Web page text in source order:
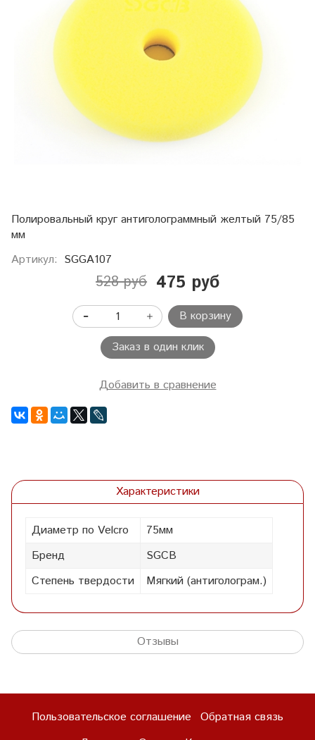
Полировальный круг антиголограммный желтый 75/85
мм
Артикул: SGGA107
528 руб 475 руб
В корзину
Заказ в один клик
Добавить в сравнение
Характеристики
Диаметр по Velcro
75мм
Бренд
SGCB
Степень твердости
Мягкий (антиголограм.)
Отзывы
Пользовательское соглашение Обратная связь